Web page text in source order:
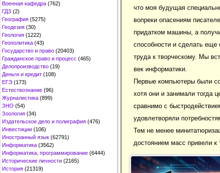
Военная кафедра (762)
ГДЗ (2)
География (5275)
Геодезия (30)
Геология (1222)
Геополитика (43)
Государство и право (20403)
Гражданское право и процесс (465)
Делопроизводство (19)
Деньги и кредит (108)
ЕГЭ (173)
Естествознание (96)
Журналистика (899)
ЗНО (54)
Зоология (34)
Издательское дело и полиграфия (476)
Инвестиции (106)
Иностранный язык (62791)
Информатика (3562)
Информатика, программирование (6444)
Исторические личности (2165)
История (21319)
что моя будущая
вопреки опасениям
придатком машины, а
способности и сделать еще
труда к творческому. Мы
век информатики.
Первые компьютеры были
хотя они и занимали тогда
сравнимо с
удовлетворяли
Тем не менее
достоянием масс привели